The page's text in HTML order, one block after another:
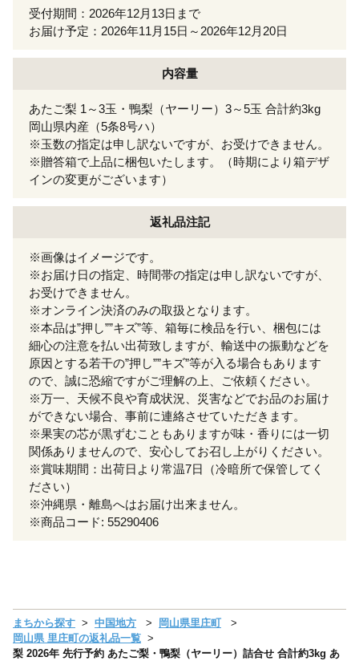
受付期間：2026年12月13日まで
お届け予定：2026年11月15日～2026年12月20日
内容量
あたご梨 1～3玉・鴨梨（ヤーリー）3～5玉 合計約3kg
岡山県内産（5条8号ハ）
※玉数の指定は申し訳ないですが、お受けできません。
※贈答箱で上品に梱包いたします。（時期により箱デザ
インの変更がございます）
返礼品注記
※画像はイメージです。
※お届け日の指定、時間帯の指定は申し訳ないですが、
お受けできません。
※オンライン決済のみの取扱となります。
※本品は”押し””キズ”等、箱毎に検品を行い、梱包には
細心の注意を払い出荷致しますが、輸送中の振動などを
原因とする若干の”押し””キズ”等が入る場合もあります
ので、誠に恐縮ですがご理解の上、ご依頼ください。
※万一、天候不良や育成状況、災害などでお品のお届け
ができない場合、事前に連絡させていただきます。
※果実の芯が黒ずむこともありますが味・香りには一切
関係ありませんので、安心してお召し上がりください。
※賞味期間：出荷日より常温7日（冷暗所で保管してく
ださい）
※沖縄県・離島へはお届け出来ません。
※商品コード: 55290406
まちから探す 中国地方
岡山県里庄町
岡山県 里庄町の返礼品一覧
梨 2026年 先行予約 あたご梨・鴨梨（ヤーリー）詰合せ 合計約3kg あ